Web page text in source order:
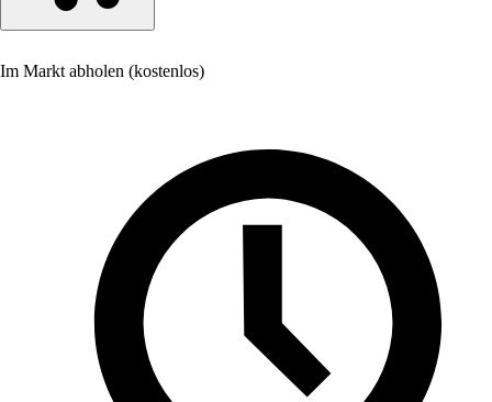
Im Markt abholen (kostenlos)